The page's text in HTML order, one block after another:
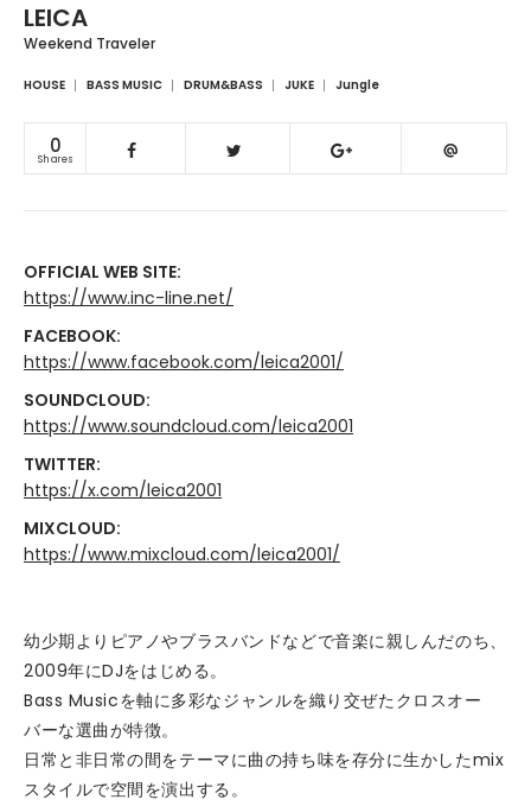
LEICA
Weekend Traveler
HOUSE BASS MUSIC DRUM&BASS JUKE Jungle
0
Shares
OFFICIAL WEB SITE:
https://www.inc-line.net/
FACEBOOK:
https://www.facebook.com/leica2001/
SOUNDCLOUD:
https://www.soundcloud.com/leica2001
TWITTER:
https://x.com/leica2001
MIXCLOUD:
https://www.mixcloud.com/leica2001/
幼少期よりピアノやブラスバンドなどで音楽に親しんだのち、
2009年にDJをはじめる。
Bass Musicを軸に多彩なジャンルを織り交ぜたクロスオー
バーな選曲が特徴。
日常と非日常の間をテーマに曲の持ち味を存分に生かしたmix
スタイルで空間を演出する。